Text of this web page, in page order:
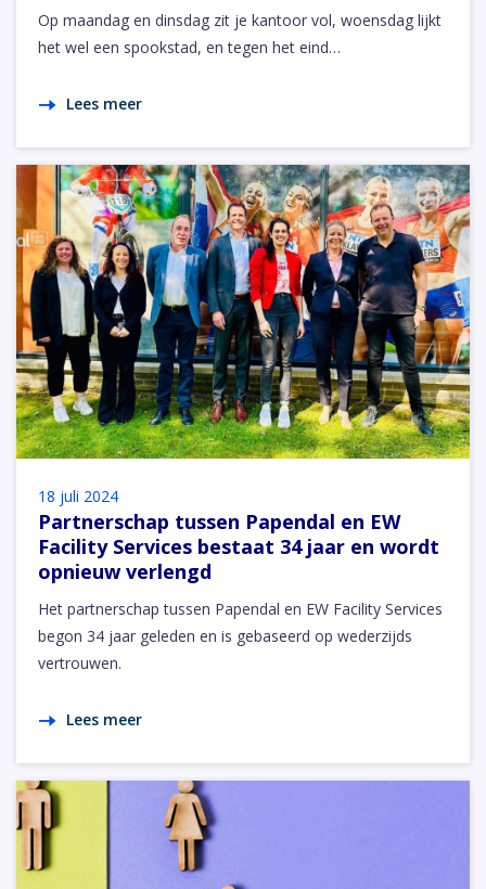
Op maandag en dinsdag zit je kantoor vol, woensdag lijkt
het wel een spookstad, en tegen het eind…
Lees meer
18 juli 2024
Partnerschap tussen Papendal en EW
Facility Services bestaat 34 jaar en wordt
opnieuw verlengd
Het partnerschap tussen Papendal en EW Facility Services
begon 34 jaar geleden en is gebaseerd op wederzijds
vertrouwen.
Lees meer